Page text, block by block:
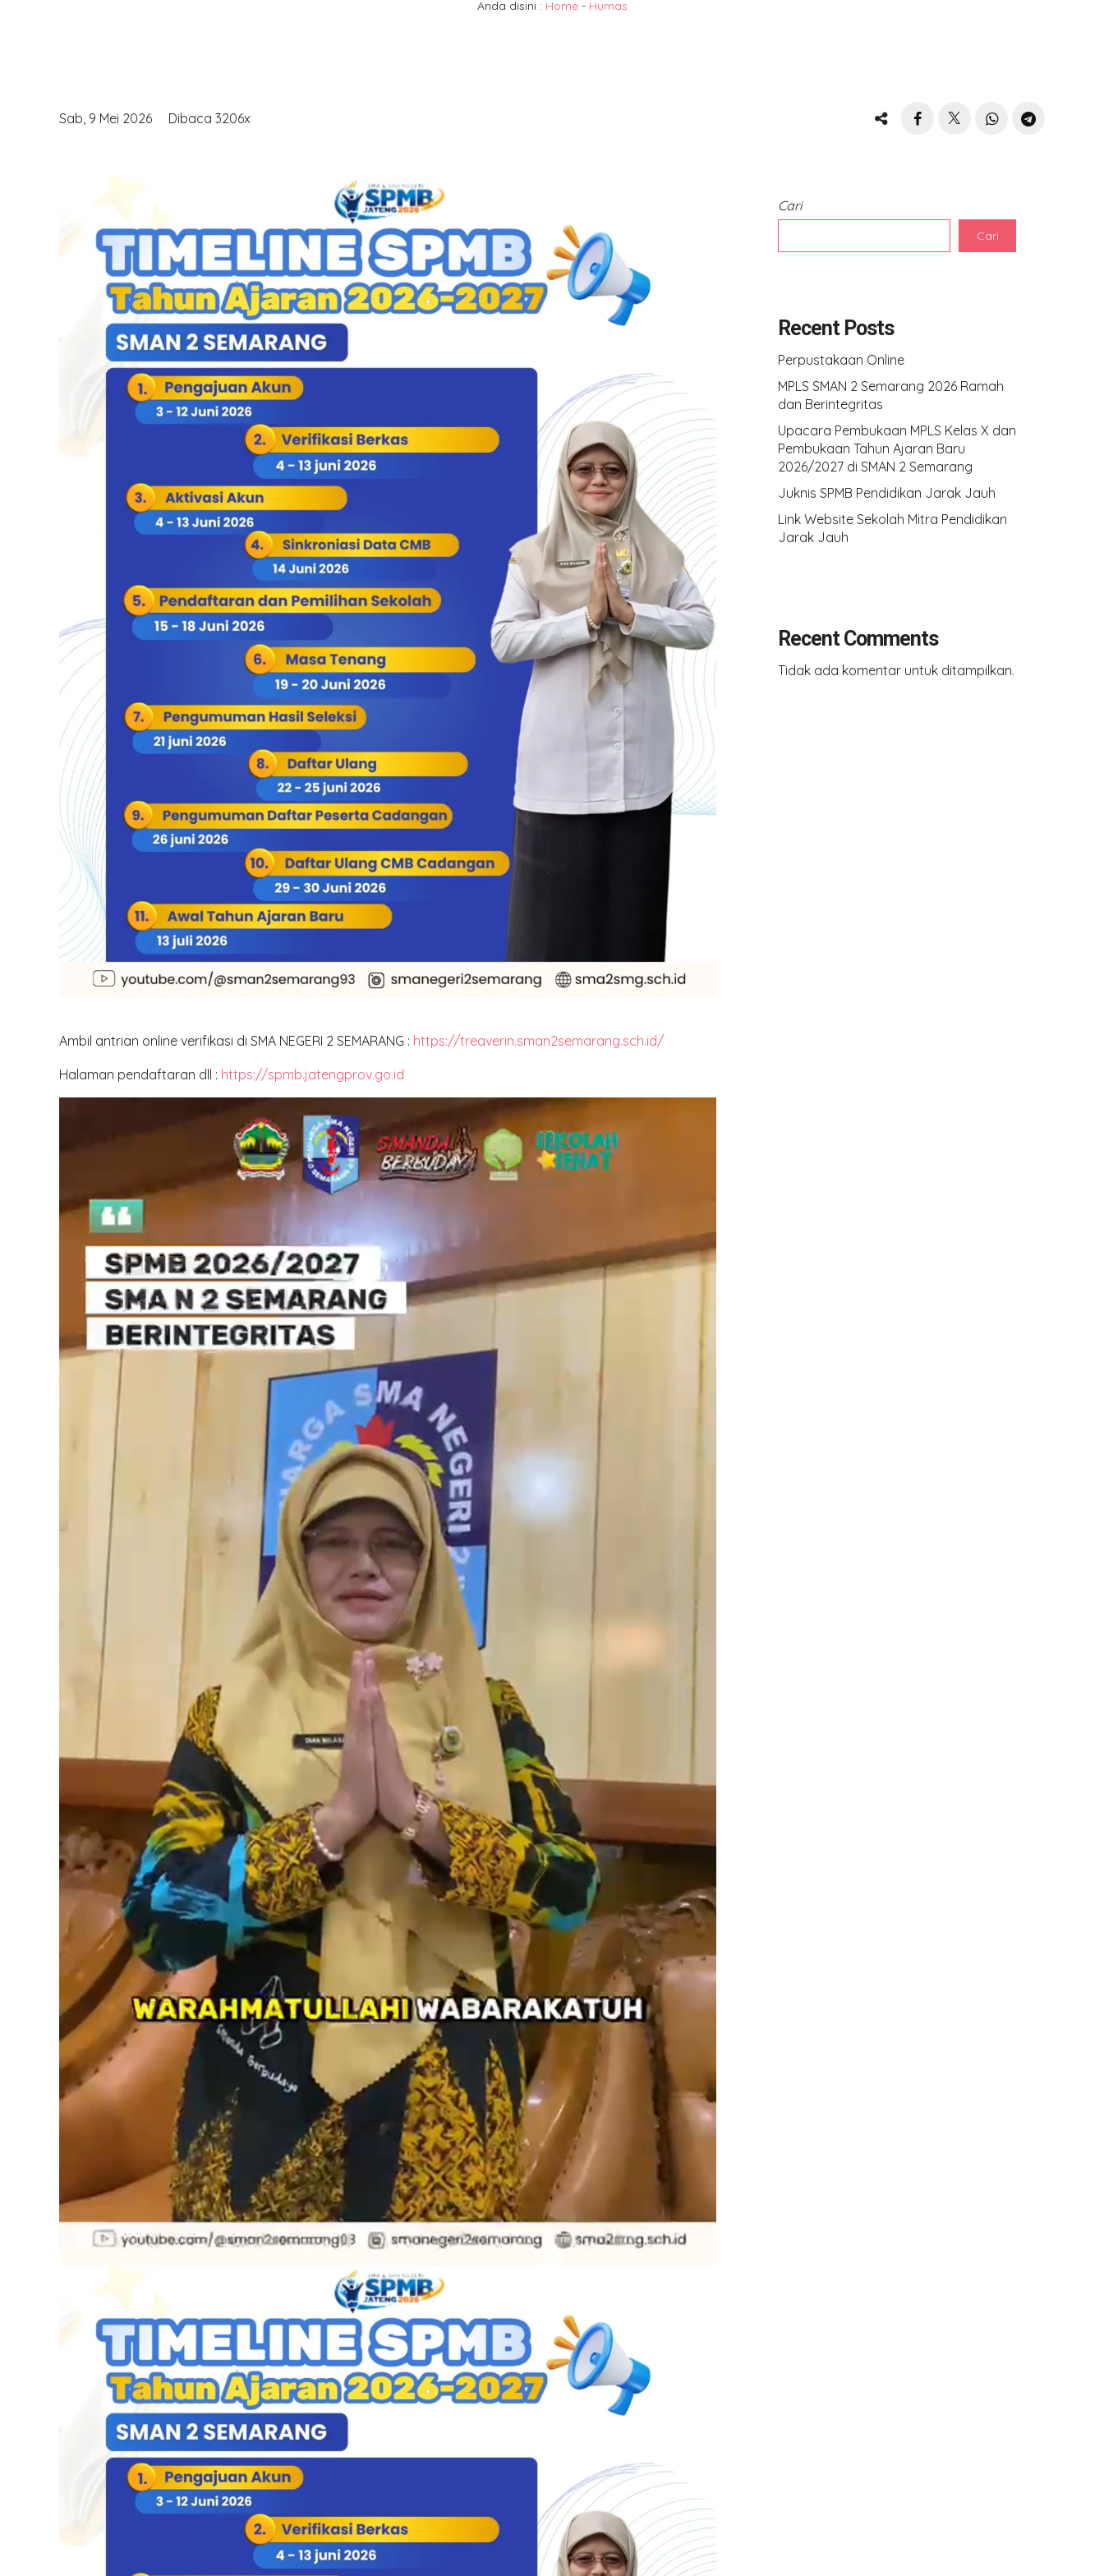
Anda disini : Home- Humas
Sab, 9 Mei 2026 Dibaca 3206x
Ambil antrian online verifikasi di SMA NEGERI 2 SEMARANG : https://treaverin.sman2semarang.sch.id/
Halaman pendaftaran dll : https://spmb.jatengprov.go.id
Cari
Cari
Recent Posts
Perpustakaan Online
MPLS SMAN 2 Semarang 2026 Ramah
dan Berintegritas
Upacara Pembukaan MPLS Kelas X dan
Pembukaan Tahun Ajaran Baru
2026/2027 di SMAN 2 Semarang
Juknis SPMB Pendidikan Jarak Jauh
Link Website Sekolah Mitra Pendidikan
Jarak Jauh
Recent Comments
Tidak ada komentar untuk ditampilkan.